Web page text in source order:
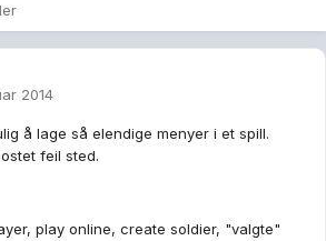
2014
å lage så elendige menyer i et spill.
feil sted.
play online, create soldier, "valgte"